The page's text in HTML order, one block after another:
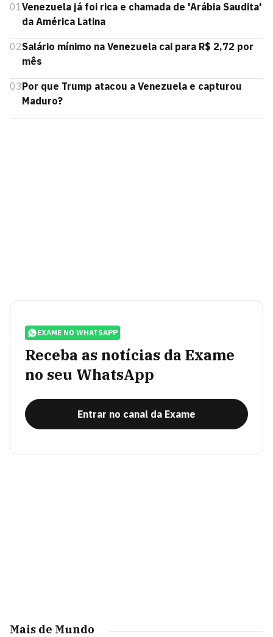
01Venezuela já foi rica e chamada de 'Arábia Saudita'
da América Latina
02Salário mínimo na Venezuela cai para R$ 2,72 por
mês
03Por que Trump atacou a Venezuela e capturou
Maduro?
EXAME NO WHATSAPP
Receba as notícias da Exame
no seu WhatsApp
Entrar no canal da Exame
Mais de Mundo